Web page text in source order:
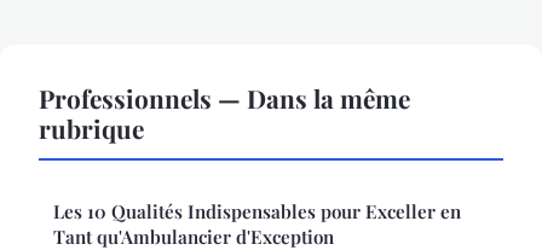
Professionnels — Dans la même
rubrique
Les 10 Qualités Indispensables pour Exceller en
Tant qu'Ambulancier d'Exception